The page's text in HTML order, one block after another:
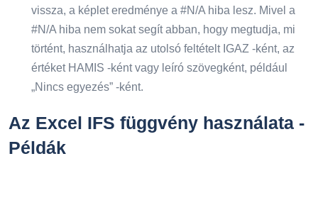
vissza, a képlet eredménye a #N/A hiba lesz. Mivel a
#N/A hiba nem sokat segít abban, hogy megtudja, mi
történt, használhatja az utolsó feltételt IGAZ -ként, az
értéket HAMIS -ként vagy leíró szövegként, például
„Nincs egyezés” -ként.
Az Excel IFS függvény használata -
Példák